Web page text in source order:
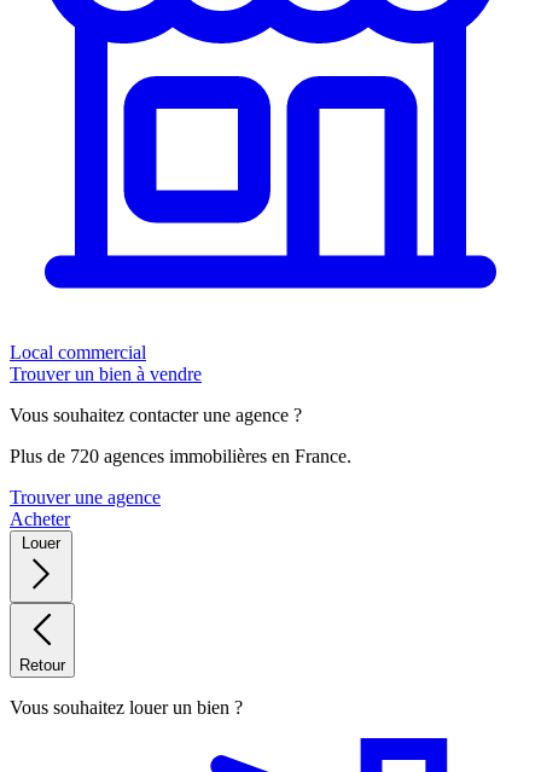
Local commercial
Trouver un bien à vendre
Vous souhaitez contacter une agence ?
Plus de 720 agences immobilières en France.
Trouver une agence
Acheter
Louer
Retour
Vous souhaitez louer un bien ?